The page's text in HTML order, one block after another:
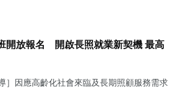
開放報名 開啟長照就業新契機 最高
］因應高齡化社會來臨及長期照顧服務需求